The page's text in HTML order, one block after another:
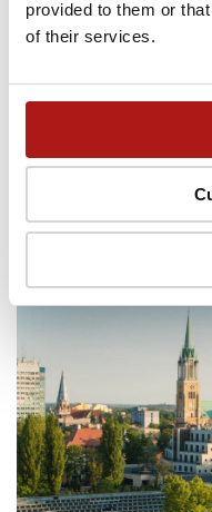
provided to them or
of their services.